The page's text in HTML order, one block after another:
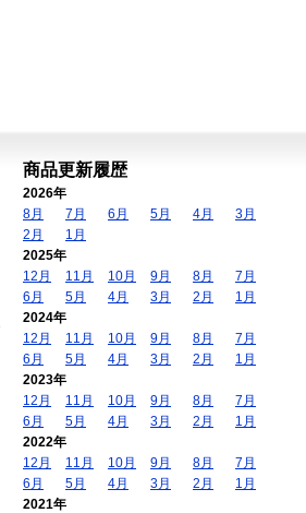
商品更新履歴
2026年
8月
7月 6月 5月 4月
3月
2月
1月
2025年
12月
11月 10月 9月 8月
7月
6月
5月 4月 3月 2月
1月
2024年
12月
11月 10月 9月 8月
7月
6月
5月 4月 3月 2月
1月
2023年
12月
11月 10月 9月 8月
7月
6月
5月 4月 3月 2月
1月
2022年
12月
11月 10月 9月 8月
7月
6月
5月 4月 3月 2月
1月
2021年